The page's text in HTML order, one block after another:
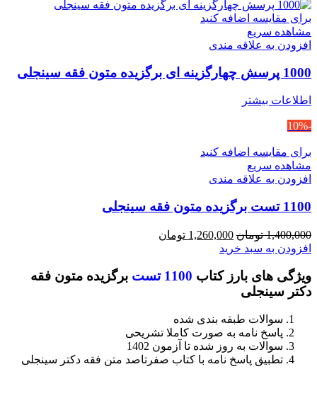
برای مقایسه اضافه کنید
مشاهده سریع
افزودن به علاقه مندی
1000 پرسش چهارگزینه ای برگزیده متون فقه سینجلی
اطلاعات بیشتر
-10%
برای مقایسه اضافه کنید
مشاهده سریع
افزودن به علاقه مندی
1100 تست برگزیده متون فقه سینجلی
1,400,000 تومان قیمت
اصلی
بود.
1,260,000 تومان
است.
افزودن به سبد خرید
ویژگی های بارز کتاب 1100 تست
برگزیده متون فقه
دکتر سینجلی
سوالات طبقه بندی شده
پاسخ نامه به صورت کاملا تشریحی
سوالات به روز شده تا آزمون 1402
تطبیق پاسخ نامه با کتاب صفرتاصد متن فقه دکتر سینجلی